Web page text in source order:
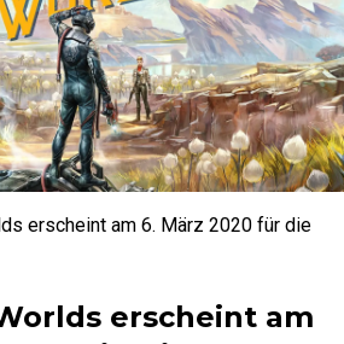
erscheint am 6. März 2020 für die
erscheint am